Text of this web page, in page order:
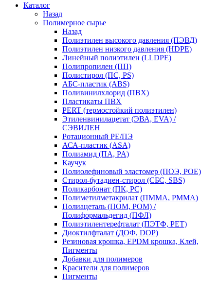
Каталог
Назад
Полимерное сырье
Назад
Полиэтилен высокого давления (ПЭВД)
Полиэтилен низкого давления (HDPE)
Линейный полиэтилен (LLDPE)
Полипропилен (ПП)
Полистирол (ПС, PS)
АБС-пластик (ABS)
Поливинилхлорид (ПВХ)
Пластикаты ПВХ
PERT (термостойкий полиэтилен)
Этиленвинилацетат (ЭВА, EVA) /
СЭВИЛЕН
Ротационный PE/ПЭ
АСА-пластик (ASA)
Полиамид (ПА, PA)
Каучук
Полиолефиновый эластомер (ПОЭ, POE)
Стирол-бутадиен-стирол (СБС, SBS)
Поликарбонат (ПК, PC)
Полиметилметакрилат (ПММА, PMMA)
Полиацеталь (ПОМ, POM) /
Полиформальдегид (ПФЛ)
Полиэтилентерефталат (ПЭТФ, PET)
Диоктилфталат (ДОФ, DOP)
Резиновая крошка, EPDM крошка, Клей,
Пигменты
Добавки для полимеров
Красители для полимеров
Пигменты